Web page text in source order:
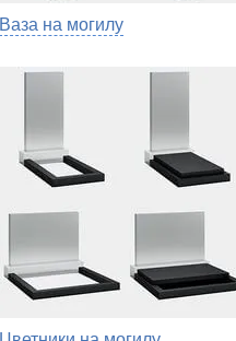
Ваза на могилу